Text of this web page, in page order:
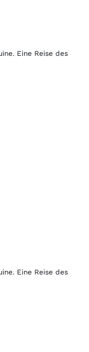
Eine Reise des
Eine Reise des